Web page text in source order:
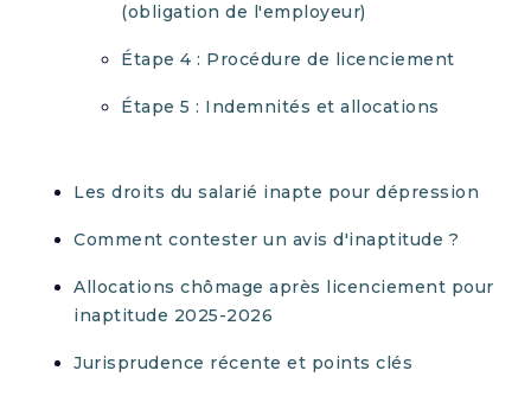
(obligation de l'employeur)
Étape 4 : Procédure de licenciement
Étape 5 : Indemnités et allocations
Les droits du salarié inapte pour dépression
Comment contester un avis d'inaptitude ?
Allocations chômage après licenciement pour
inaptitude 2025-2026
Jurisprudence récente et points clés